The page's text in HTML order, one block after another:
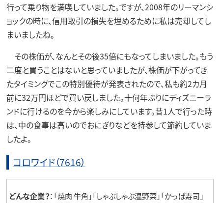
行って乗り物を満喫していました。ですが、2008年のリーマンシ
ョックの時に、信用取引の損失を埋めるために私は売却してし
まいましたね。
その株価が、なんとその後35倍にもなってしまいました。もう
二度と買うことはないと思っていましたが、株価が下がってき
たタイミングでこの特別優待が発表されたので、私も約2カ月
前に32万円ほどで買い戻しました。十何年ぶりにディズニーラ
ンドに行けるのを今から楽しみにしています。昔1人で行った時
は、中の食事は高いのでおにぎりなどを持参して節約していま
したよ。
コロワイド（7616）
どんな企業？：「焼肉 牛角」「しゃぶしゃぶ温野菜」「かっぱ寿司」